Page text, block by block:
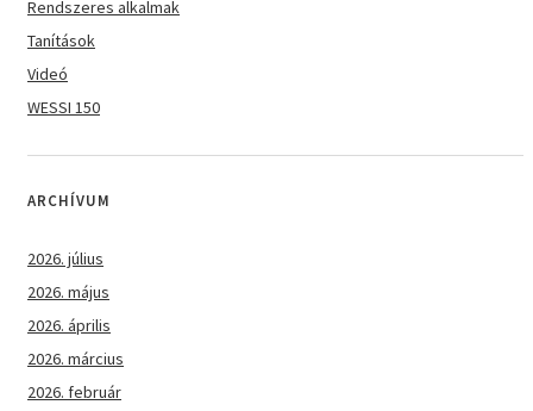
Rendszeres alkalmak
Tanítások
Videó
WESSI 150
ARCHÍVUM
2026. július
2026. május
2026. április
2026. március
2026. február